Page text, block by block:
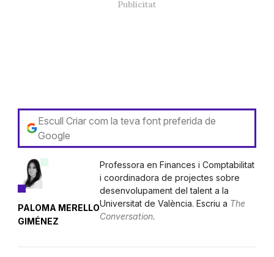
Escull Criar com la teva font preferida de
Google
PALOMA MERELLO
GIMÉNEZ
Professora en Finances i Comptabilitat
i coordinadora de projectes sobre
desenvolupament del talent a la
Universitat de València. Escriu a The
Conversation.